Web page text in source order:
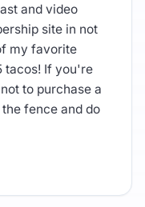
and video
site in not
my favorite
tacos! If you're
to purchase a
fence and do